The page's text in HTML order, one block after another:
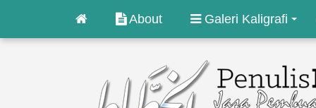
About Galeri Kaligrafi